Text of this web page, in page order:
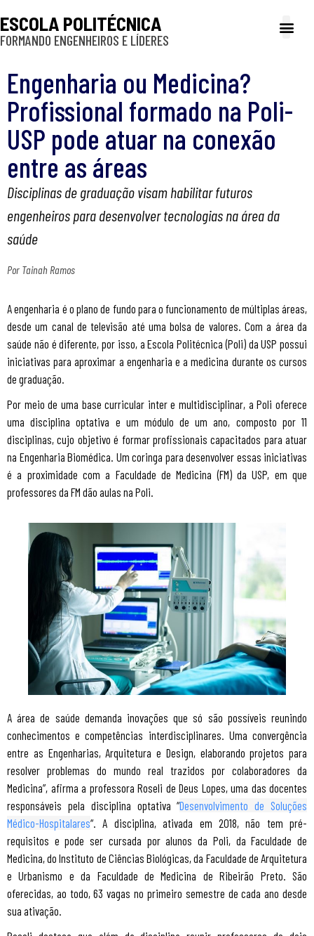
ESCOLA POLITÉCNICA
FORMANDO ENGENHEIROS E LÍDERES
Engenharia ou Medicina?
Profissional formado na Poli-
USP pode atuar na conexão
entre as áreas
Disciplinas de graduação visam habilitar futuros
engenheiros para desenvolver tecnologias na área da
saúde
Por Tainah Ramos
A engenharia é o plano de fundo para o funcionamento de múltiplas áreas,
desde um canal de televisão até uma bolsa de valores. Com a área da
saúde não é diferente, por isso, a Escola Politécnica (Poli) da USP possui
iniciativas para aproximar a engenharia e a medicina durante os cursos
de graduação.
Por meio de uma base curricular inter e multidisciplinar, a Poli oferece
uma disciplina optativa e um módulo de um ano, composto por 11
disciplinas, cujo objetivo é formar profissionais capacitados para atuar
na Engenharia Biomédica. Um coringa para desenvolver essas iniciativas
é a proximidade com a Faculdade de Medicina (FM) da USP, em que
professores da FM dão aulas na Poli.
A área de saúde demanda inovações que só são possíveis reunindo
conhecimentos e competências interdisciplinares. Uma convergência
entre as Engenharias, Arquitetura e Design, elaborando projetos para
resolver problemas do mundo real trazidos por colaboradores da
Medicina”, afirma a professora Roseli de Deus Lopes, uma das docentes
responsáveis pela disciplina optativa “Desenvolvimento de Soluções
Médico-Hospitalares“. A disciplina, ativada em 2018, não tem pré-
requisitos e pode ser cursada por alunos da Poli, da Faculdade de
Medicina, do Instituto de Ciências Biológicas, da Faculdade de Arquitetura
e Urbanismo e da Faculdade de Medicina de Ribeirão Preto. São
oferecidas, ao todo, 63 vagas no primeiro semestre de cada ano desde
sua ativação.